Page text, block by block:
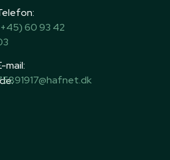
60 93 42
mail: